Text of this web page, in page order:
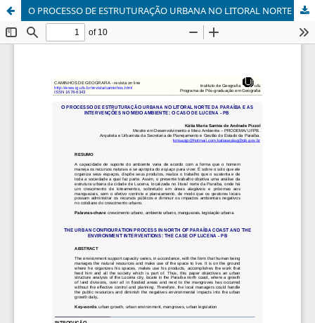
O PROCESSO DE ESTRUTURAÇÃO URBANA NO LITORAL NORTE DA PARAÍBA E AS INTERVENÇÕES NO MEIO AMBIENTE: O CASO DE LUCENA - PB